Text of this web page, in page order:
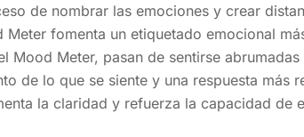
de nombrar las emociones y crear
fomenta un etiquetado emocional
Mood Meter, pasan de sentirse
de lo que se siente y una respuesta más
la claridad y refuerza la capacidad de